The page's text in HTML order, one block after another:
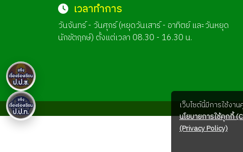
เวลาทำการ
วันจันทร์ - วันศุกร์ (หยุดวันเสาร์ - อาทิตย์ และวันหยุด
นักขัตฤกษ์) ตั้งแต่เวลา 08.30 - 16.30 น.
เว็บไซต์นี้มีการใช้งา
นโยบายการใช้คุกกี้
(Privacy Policy)